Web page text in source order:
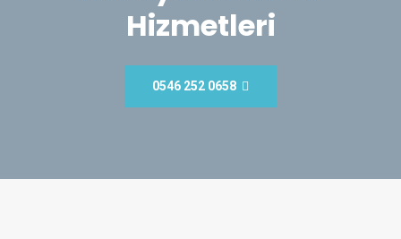
Hizmetleri
0546 252 0658